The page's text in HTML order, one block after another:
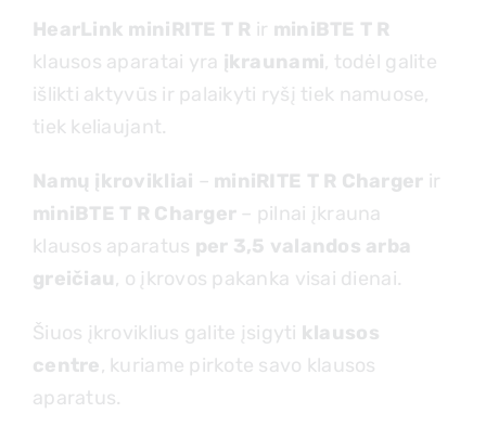
HearLink miniRITE T R ir miniBTE T R
klausos aparatai yra įkraunami , todėl galite
išlikti aktyvūs ir palaikyti ryšį tiek namuose,
tiek keliaujant.
Namų įkrovikliai – miniRITE T R Charger ir
miniBTE T R Charger – pilnai įkrauna
klausos aparatus per 3,5 valandos arba
greičiau, o įkrovos pakanka visai dienai.
Šiuos įkroviklius galite įsigyti klausos
centre, kuriame pirkote savo klausos
aparatus.